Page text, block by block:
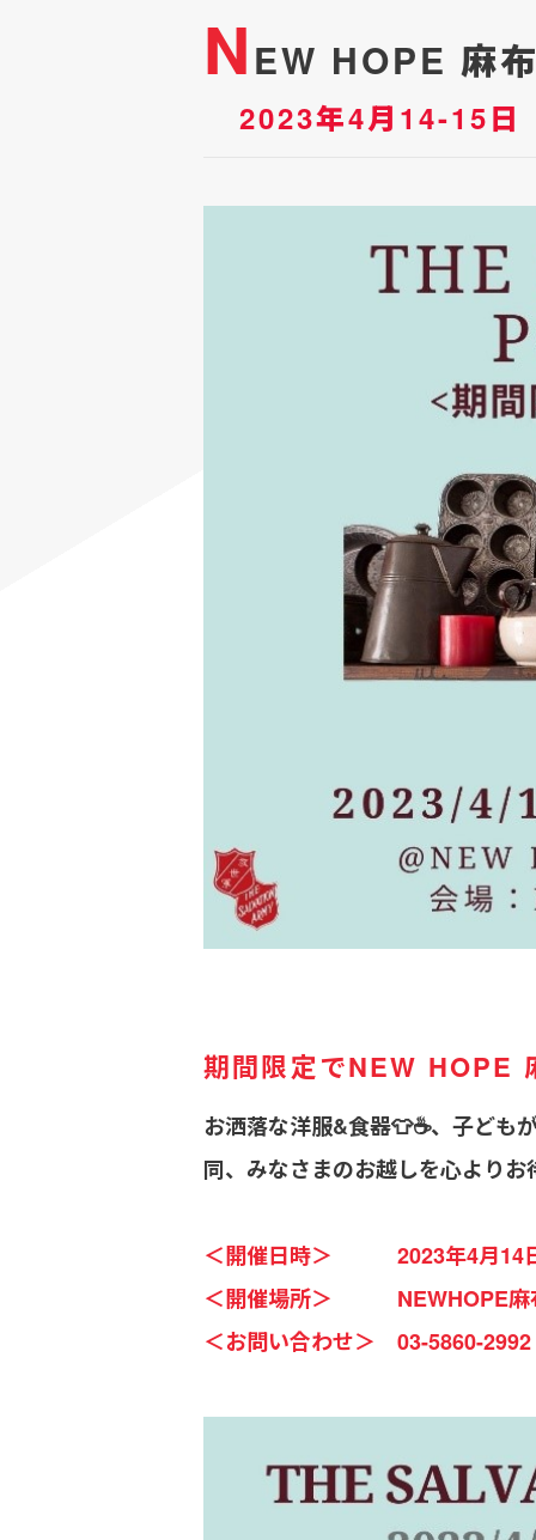
NEW HOPE 麻
2023年4月14-15
期間限定でNEW HOPE
お洒落な洋服&食器👕☕️、子ども
同、みなさまのお越しを心よりお
＜開催日時＞ 2023年4月14日
＜開催場所＞ NEWHOPE麻
＜お問い合わせ＞ 03-5860-